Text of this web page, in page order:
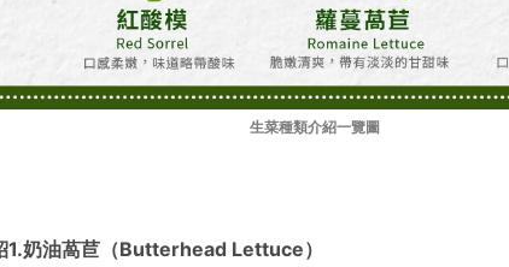
生菜種類介紹一覽圖
1.奶油萵苣（Butterhead Lettuce）